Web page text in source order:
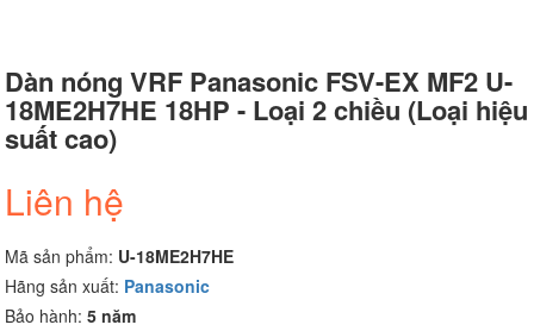
Dàn nóng VRF Panasonic FSV-EX MF2 U-
18ME2H7HE 18HP - Loại 2 chiều (Loại hiệu
suất cao)
Liên hệ
Mã sản phẩm: U-18ME2H7HE
Hãng sản xuất: Panasonic
Bảo hành:5 năm